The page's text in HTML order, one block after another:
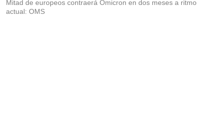
Mitad de europeos contraerá Ómicron en dos meses a ritmo
actual: OMS